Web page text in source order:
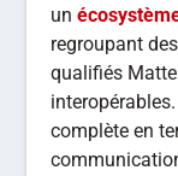
un
regroupant
qualifiés
complète en